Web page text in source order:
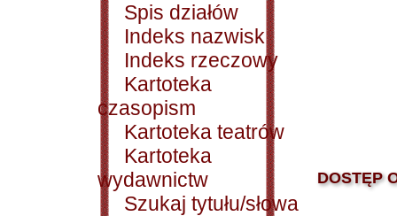
Spis działów
Indeks nazwisk
Indeks rzeczowy
Kartoteka
czasopism
Kartoteka teatrów
Kartoteka
wydawnictw
Szukaj tytułu/słowa
DOSTĘP